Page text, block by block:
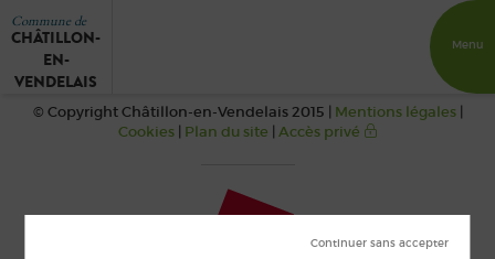
Commune de
CHÂTILLON-
EN-
VENDELAIS
Menu
© Copyright Châtillon-en-Vendelais 2015 | Mentions légales|
Cookies| Plan du site | Accès privé